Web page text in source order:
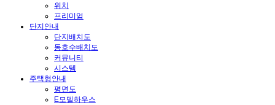
위치
프리미엄
단지안내
단지배치도
동호수배치도
커뮤니티
시스템
주택형안내
평면도
E모델하우스